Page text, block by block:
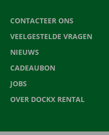
CONTACTEER ONS
VEELGESTELDE VRAGEN
NIEUWS
CADEAUBON
JOBS
OVER DOCKX RENTAL